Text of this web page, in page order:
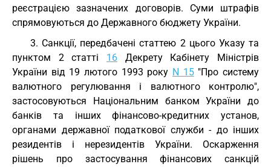
реєстрацією зазначених договорів. Суми штрафів
спрямовуються до Державного бюджету України.
3. Санкції, передбачені статтею 2 цього Указу та
пунктом 2 статті 16 Декрету Кабінету Міністрів
України від 19 лютого 1993 року N 15"Про систему
валютного регулювання і валютного контролю",
застосовуються Національним банком України до
банків та інших фінансово-кредитних установ,
органами державної податкової служби - до інших
резидентів і нерезидентів України. Оскарження
рішень про застосування фінансових санкцій